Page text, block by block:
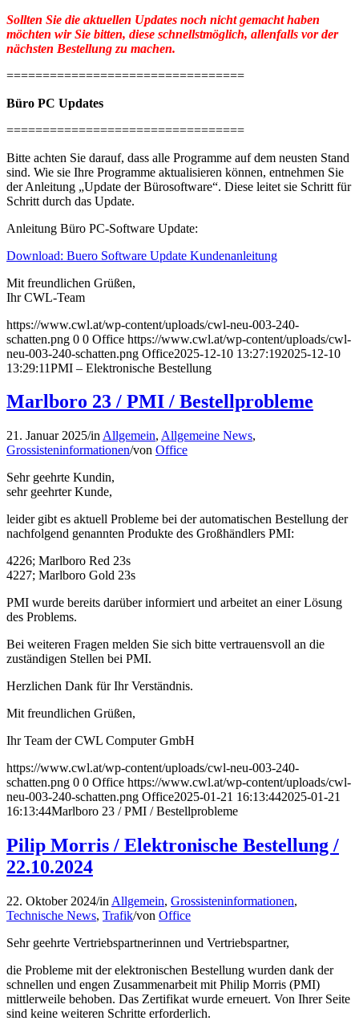
Sollten Sie die aktuellen Updates noch nicht gemacht haben
möchten wir Sie bitten, diese schnellstmöglich, allenfalls vor der
nächsten Bestellung zu machen.
=================================
Büro PC Updates
=================================
Bitte achten Sie darauf, dass alle Programme auf dem neusten Stand
sind. Wie sie Ihre Programme aktualisieren können, entnehmen Sie
der Anleitung „Update der Bürosoftware“. Diese leitet sie Schritt für
Schritt durch das Update.
Anleitung Büro PC-Software Update:
Download: Buero Software Update Kundenanleitung
Mit freundlichen Grüßen,
Ihr CWL-Team
https://www.cwl.at/wp-content/uploads/cwl-neu-003-240-
schatten.png 0 0 Office https://www.cwl.at/wp-content/uploads/cwl-
neu-003-240-schatten.png Office2025-12-10 13:27:192025-12-10
13:29:11PMI – Elektronische Bestellung
Marlboro 23 / PMI / Bestellprobleme
21. Januar 2025/in Allgemein, Allgemeine News,
Grossisteninformationen/von Office
Sehr geehrte Kundin,
sehr geehrter Kunde,
leider gibt es aktuell Probleme bei der automatischen Bestellung der
nachfolgend genannten Produkte des Großhändlers PMI:
4226; Marlboro Red 23s
4227; Marlboro Gold 23s
PMI wurde bereits darüber informiert und arbeitet an einer Lösung
des Problems.
Bei weiteren Fragen melden Sie sich bitte vertrauensvoll an die
zuständigen Stellen bei PMI.
Herzlichen Dank für Ihr Verständnis.
Mit freundlichen Grüßen,
Ihr Team der CWL Computer GmbH
https://www.cwl.at/wp-content/uploads/cwl-neu-003-240-
schatten.png 0 0 Office https://www.cwl.at/wp-content/uploads/cwl-
neu-003-240-schatten.png Office2025-01-21 16:13:442025-01-21
16:13:44Marlboro 23 / PMI / Bestellprobleme
Pilip Morris / Elektronische Bestellung /
22.10.2024
22. Oktober 2024/in Allgemein, Grossisteninformationen,
Technische News, Trafik/von Office
Sehr geehrte Vertriebspartnerinnen und Vertriebspartner,
die Probleme mit der elektronischen Bestellung wurden dank der
schnellen und engen Zusammenarbeit mit Philip Morris (PMI)
mittlerweile behoben. Das Zertifikat wurde erneuert. Von Ihrer Seite
sind keine weiteren Schritte erforderlich.